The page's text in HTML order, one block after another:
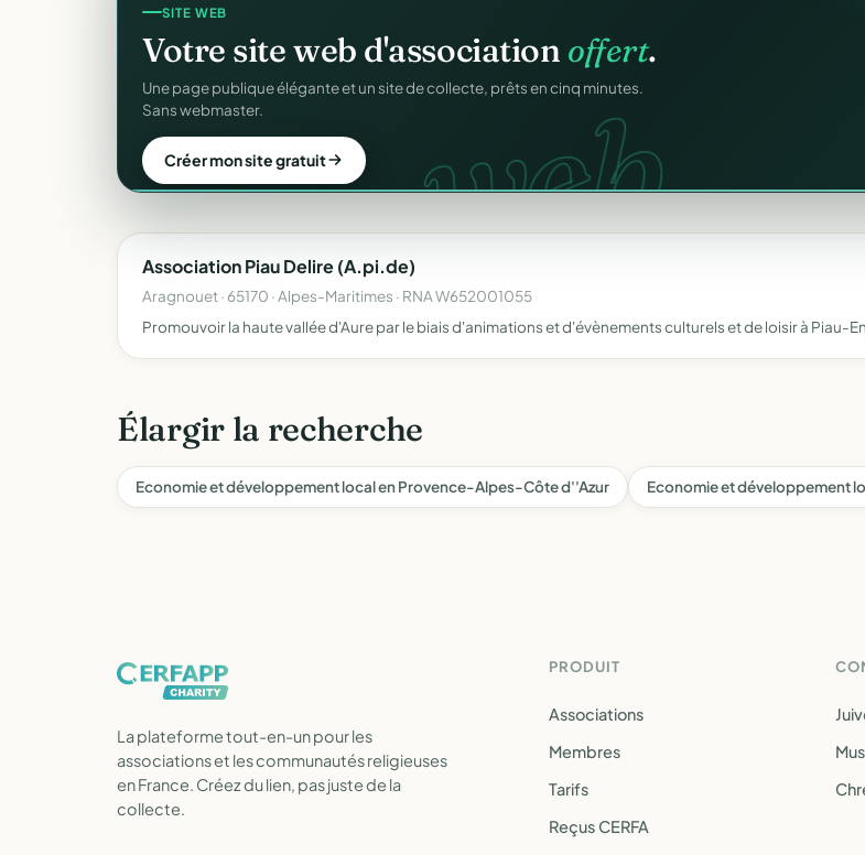
web.
SITE WEB
Votre site web d'association offert.
Une page publique élégante et un site de collecte, prêts en cinq minutes.
Sans webmaster.
Créer mon site gratuit
Association Piau Delire (A.pi.de)
Aragnouet · 65170 · Alpes-Maritimes · RNA W652001055
Promouvoir la haute vallée d'Aure par le biais d'animations et d'évènements culturels et de loisir à Piau-
Élargir la recherche
Economie et développement local en Provence-Alpes-Côte d''Azur Economie et développement
La plateforme tout-en-un pour les
associations et les communautés religieuses
en France. Créez du lien, pas juste de la
collecte.
PRODUIT
Associations
Membres
Tarifs
Reçus CERFA